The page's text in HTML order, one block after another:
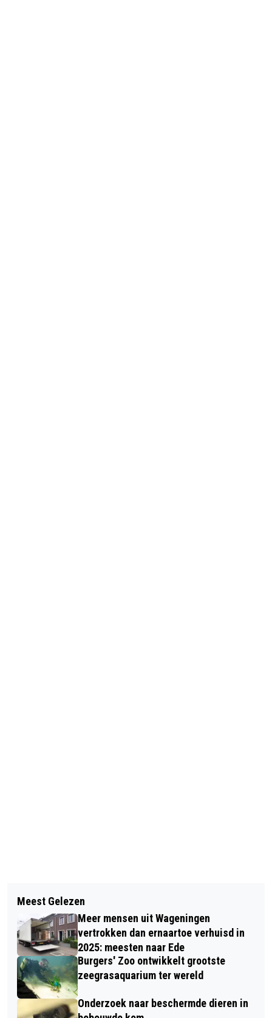
WAGENINGEN WIL RECLAME UIT
BUSHOKJES WEREN
VRIJHEIDSDEFILÉ MARKEERT
INTERNATIONALE MILITAIRE
SAMENWERKING
Meest Gelezen
Meer mensen uit Wageningen
vertrokken dan ernaartoe verhuisd in
2025: meesten naar Ede
Burgers' Zoo ontwikkelt grootste
zeegrasaquarium ter wereld
Onderzoek naar beschermde dieren in